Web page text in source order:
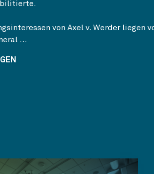
von Axel v. Werder liegen
...